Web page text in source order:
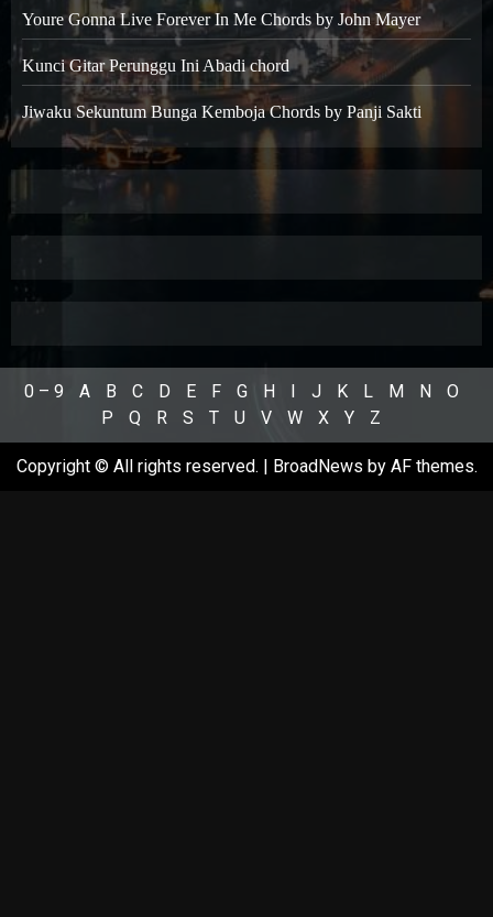
Youre Gonna Live Forever In Me Chords by John Mayer
Kunci Gitar Perunggu Ini Abadi chord
Jiwaku Sekuntum Bunga Kemboja Chords by Panji Sakti
0 – 9 A B C D E F G H I J K L M N
O
P
Q R S T U V W X Y Z
Copyright © All rights reserved. | BroadNews by AF themes.